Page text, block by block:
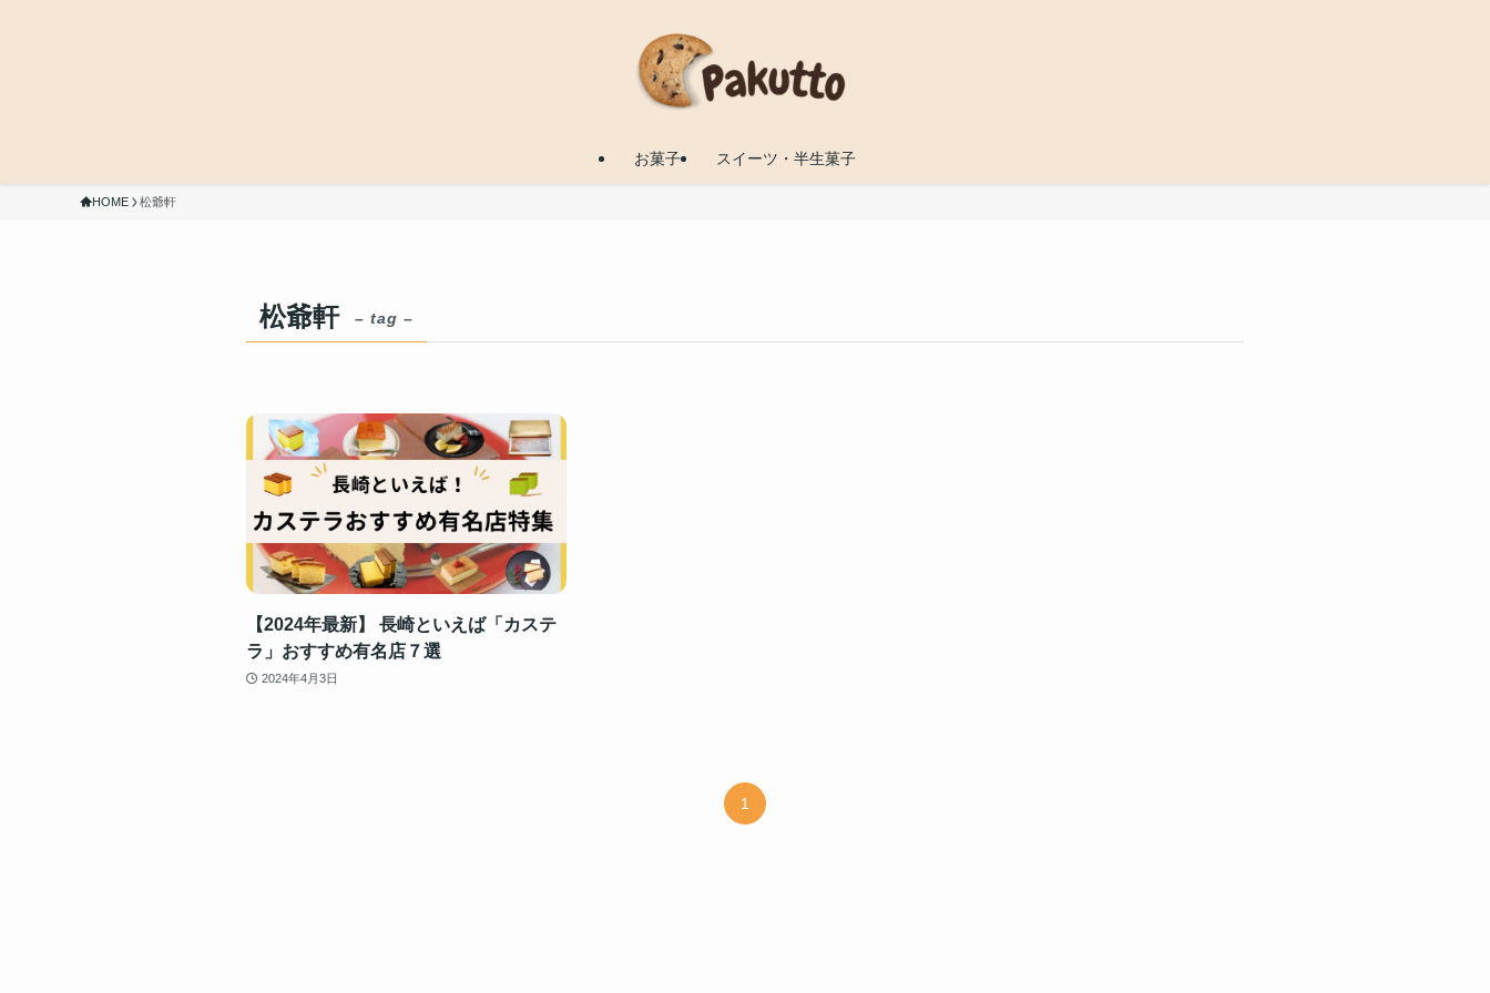
お菓子 スイーツ・半生菓子
HOME 松爺軒
松爺軒 – tag –
【2024年最新】 長崎といえば「カステ
ラ」おすすめ有名店７選
2024年4月3日
1